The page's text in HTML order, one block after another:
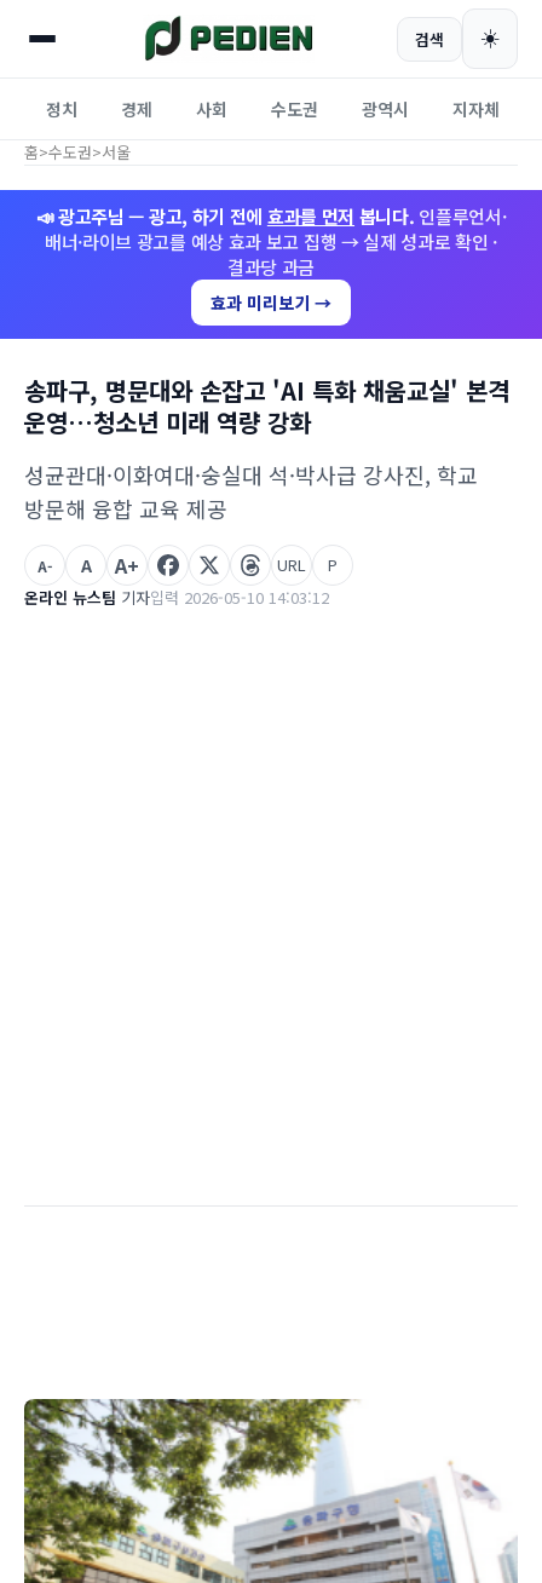
검색 ☀️
정치 경제 사회 수도권 광역시 지자체
홈>수도권>서울
📣 광고주님 — 광고, 하기 전에 효과를 먼저 봅니다. 인플루언서·
배너·라이브 광고를 예상 효과 보고 집행 → 실제 성과로 확인 ·
결과당 과금
효과 미리보기 →
송파구, 명문대와 손잡고 'AI 특화 채움교실' 본격
운영…청소년 미래 역량 강화
성균관대·이화여대·숭실대 석·박사급 강사진, 학교
방문해 융합 교육 제공
온라인 뉴스팀 기자입력 2026-05-10 14:03:12
A- A A+ URL P